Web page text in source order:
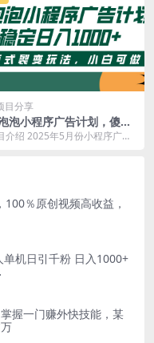
目分享
泡小程序广告计划，傻瓜
变玩法，稳定日入1000+
介绍 2025年5月份小程序广告
％原创视频高收益，
机日引千粉 日入1000+
握一门赚外快技能，某